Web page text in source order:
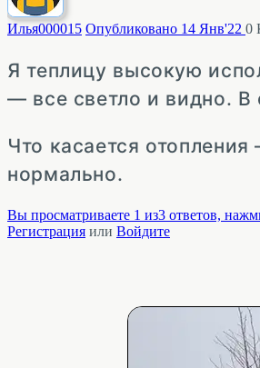
Илья000015 Опубликовано 14 Янв'22 0
Я теплицу высокую
— все светло и видно. В
Что касается
нормально.
Вы просматриваете 1 из3 ответов,
Регистрация или Войдите